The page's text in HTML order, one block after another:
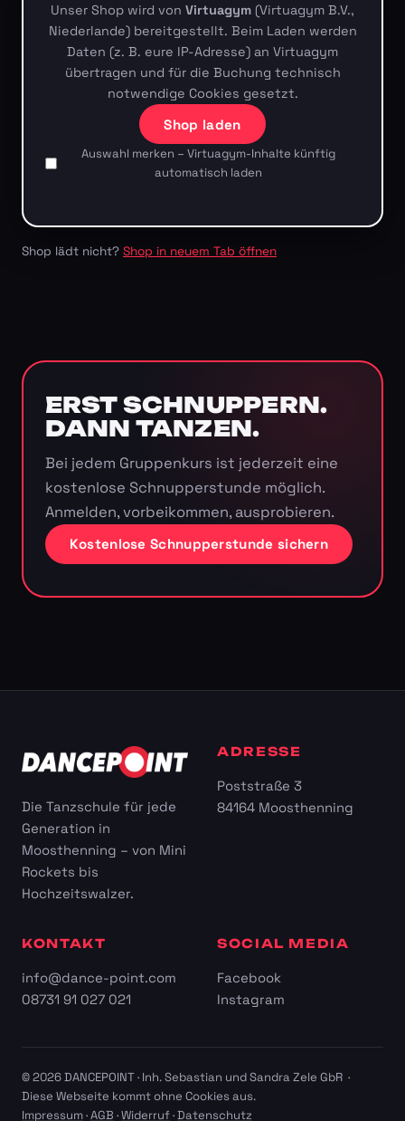
Unser Shop wird von Virtuagym (Virtuagym B.V.,
Niederlande) bereitgestellt. Beim Laden werden
Daten (z. B. eure IP-Adresse) an Virtuagym
übertragen und für die Buchung technisch
notwendige Cookies gesetzt.
Shop laden
Auswahl merken – Virtuagym-Inhalte künftig
automatisch laden
Shop lädt nicht? Shop in neuem Tab öffnen
ERST SCHNUPPERN.
DANN TANZEN.
Bei jedem Gruppenkurs ist jederzeit eine
kostenlose Schnupperstunde möglich.
Anmelden, vorbeikommen, ausprobieren.
Kostenlose Schnupperstunde sichern
Die Tanzschule für jede
Generation in
Moosthenning – von Mini
Rockets bis
Hochzeitswalzer.
ADRESSE
Poststraße 3
84164 Moosthenning
KONTAKT
info@dance-point.com
08731 91 027 021
SOCIAL MEDIA
Facebook
Instagram
© 2026 DANCEPOINT · Inh. Sebastian und Sandra Zele GbR ·
Diese Webseite kommt ohne Cookies aus.
Impressum·AGB ·Widerruf·Datenschutz